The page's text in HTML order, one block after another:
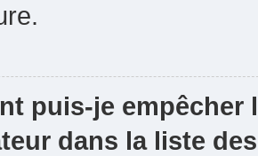
puis-je empêcher
dans la liste